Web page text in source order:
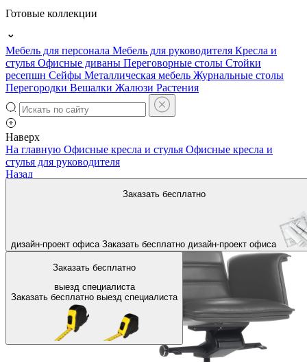
Готовые коллекции
Мебель для персонала Мебель для руководителя Кресла и
стулья Офисные диваны Переговорные столы Стойки
ресепшн Сейфы Металлическая мебель Журнальные столы
Перегородки Вешалки Жалюзи Растения
Наверх
Заказать бесплатно
дизайн-проект офиса Заказать бесплатно дизайн-проект офиса
Заказать бесплатно
выезд специалиста
Заказать бесплатно выезд специалиста
На главную Офисные кресла и стулья Офисные кресла и
стулья для руководителя
Назад